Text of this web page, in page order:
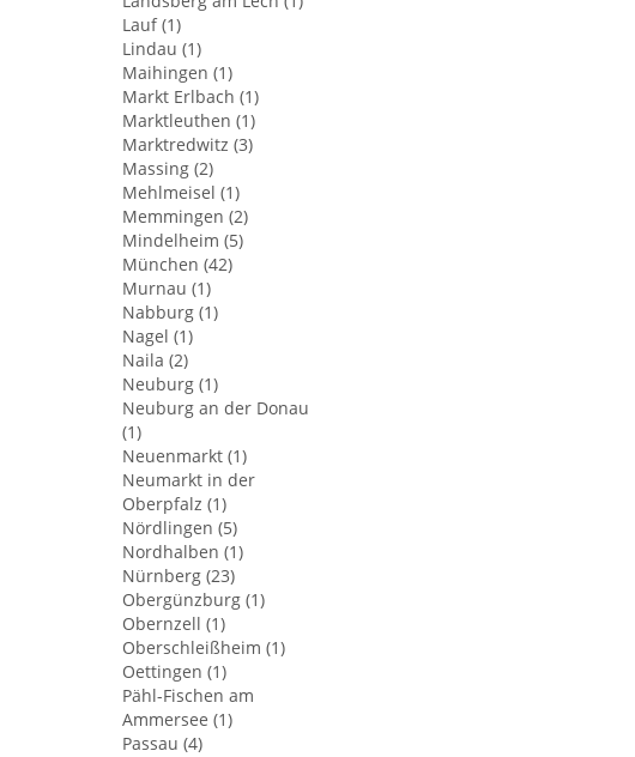
Lauf (1)
Lindau (1)
Maihingen (1)
Markt Erlbach (1)
Marktleuthen (1)
Marktredwitz (3)
Massing (2)
Mehlmeisel (1)
Memmingen (2)
Mindelheim (5)
München (42)
Murnau (1)
Nabburg (1)
Nagel (1)
Naila (2)
Neuburg (1)
Neuburg an der Donau
(1)
Neuenmarkt (1)
Neumarkt in der
Oberpfalz (1)
Nördlingen (5)
Nordhalben (1)
Nürnberg (23)
Obergünzburg (1)
Obernzell (1)
Oberschleißheim (1)
Oettingen (1)
Pähl-Fischen am
Ammersee (1)
Passau (4)